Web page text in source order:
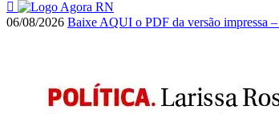
06/08/2026 Baixe AQUI o PDF da versão impressa